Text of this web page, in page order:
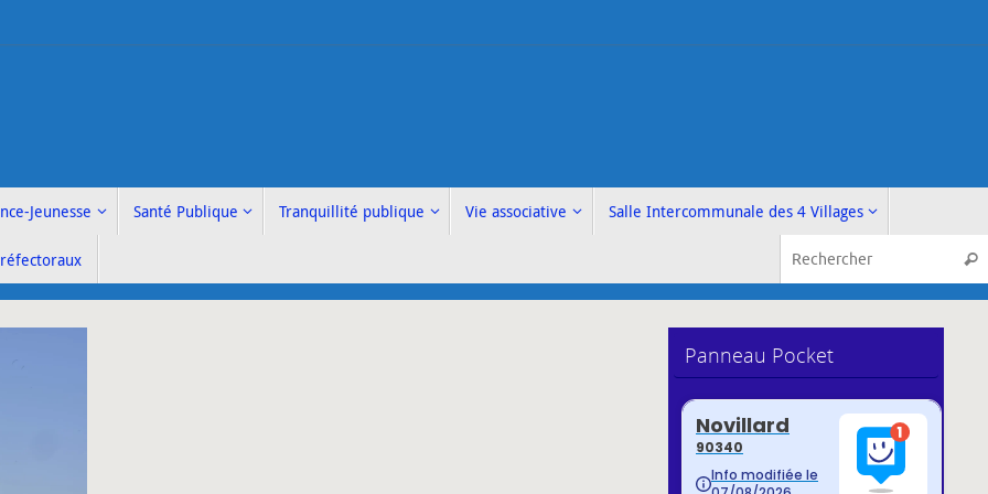
Jeunesse Santé Publique Tranquillité publique Vie associative Salle Intercommunale des 4 Villages
Panneau Pocket